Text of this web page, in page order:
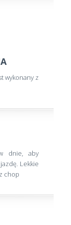
wykonany z
dnie, aby
Lekkie
chop